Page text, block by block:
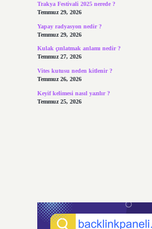
Trakya Festivali 2025 nerede ?
Temmuz 29, 2026
Yapay radyasyon nedir ?
Temmuz 29, 2026
Kulak çınlatmak anlamı nedir ?
Temmuz 27, 2026
Vites kutusu neden kitlenir ?
Temmuz 26, 2026
Keyif kelimesi nasıl yazılır ?
Temmuz 25, 2026